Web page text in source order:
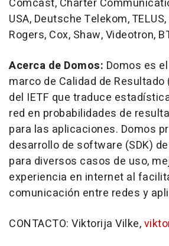
Comcast, Charter
USA, Deutsche Telekom, TELUS,
Rogers, Cox, Shaw, Videotron,
Acerca de Domos: Domos es
marco de Calidad de Resultado
del IETF que traduce
red en probabilidades de
para las aplicaciones. Domos
desarrollo de software (SDK)
para diversos casos de uso,
experiencia en internet al
comunicación entre redes y
CONTACTO: Viktorija Vilke,